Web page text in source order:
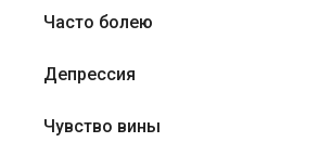
Часто болею
Депрессия
Чувство вины